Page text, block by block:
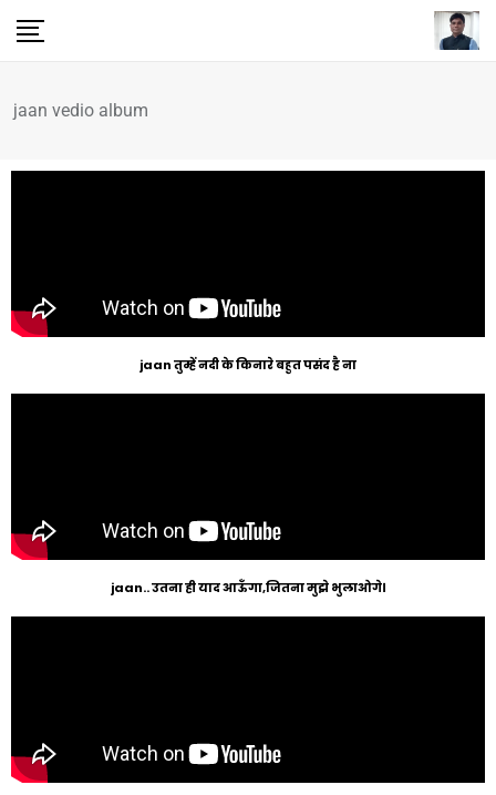
jaan vedio album
jaan तुम्हें नदी के किनारे बहुत पसंद है ना
jaan.. उतना ही याद आऊँगा,जितना मुझे भुलाओगे।